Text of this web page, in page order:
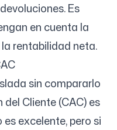
Es
en cuenta la
rentabilidad neta.
sin compararlo
Cliente (CAC) es
excelente, pero si